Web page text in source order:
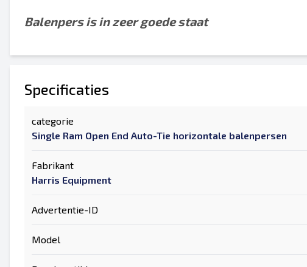
Balenpers is in zeer goede staat
Specificaties
categorie
Single Ram Open End Auto-Tie horizontale balenpersen
Fabrikant
Harris Equipment
Advertentie-ID
Model